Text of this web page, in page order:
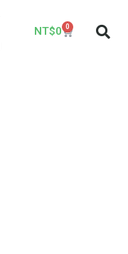
NT$0 0